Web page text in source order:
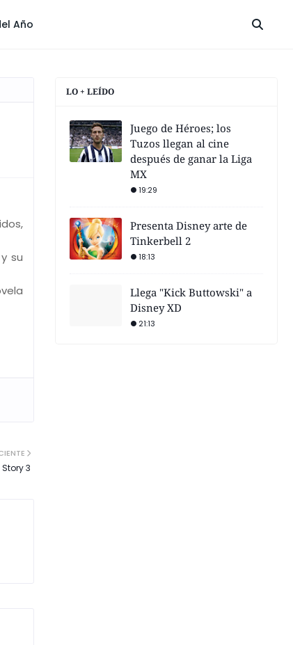
Año
su
3
LO + LEÍDO
Juego de Héroes; los
Tuzos llegan al cine
después de ganar la Liga
MX
19:29
Presenta Disney arte de
Tinkerbell 2
18:13
Llega "Kick Buttowski" a
Disney XD
21:13